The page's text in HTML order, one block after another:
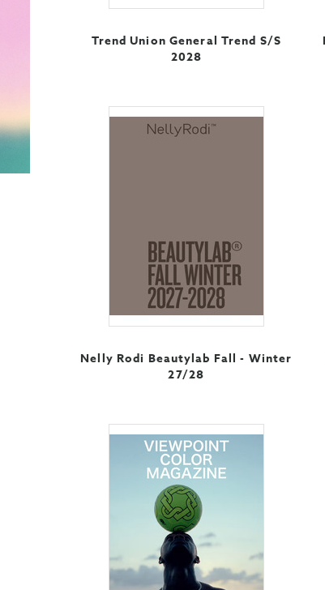
Trend Union General Trend S/S
2028
Nelly Rodi Beautylab Fall - Winter
27/28